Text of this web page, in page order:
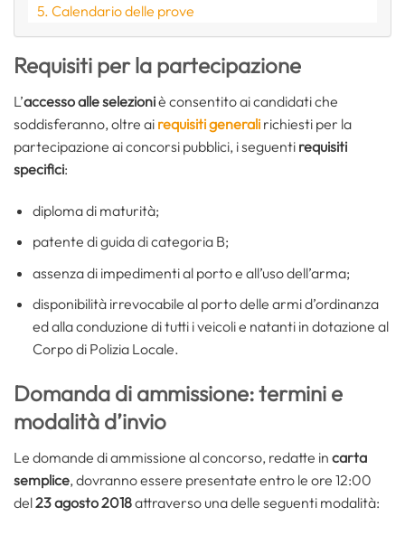
Calendario delle prove
Requisiti per la partecipazione
L’accesso alle selezioniè consentito ai candidati che
soddisferanno, oltre ai requisiti generali richiesti per la
partecipazione ai concorsi pubblici, i seguenti requisiti
specifici:
diploma di maturità;
patente di guida di categoria B;
assenza di impedimenti al porto e all’uso dell’arma;
disponibilità irrevocabile al porto delle armi d’ordinanza
ed alla conduzione di tutti i veicoli e natanti in dotazione al
Corpo di Polizia Locale.
Domanda di ammissione: termini e
modalità d’invio
Le domande di ammissione al concorso, redatte in carta
semplice, dovranno essere presentate entro le ore 12:00
del23 agosto 2018attraverso una delle seguenti modalità: